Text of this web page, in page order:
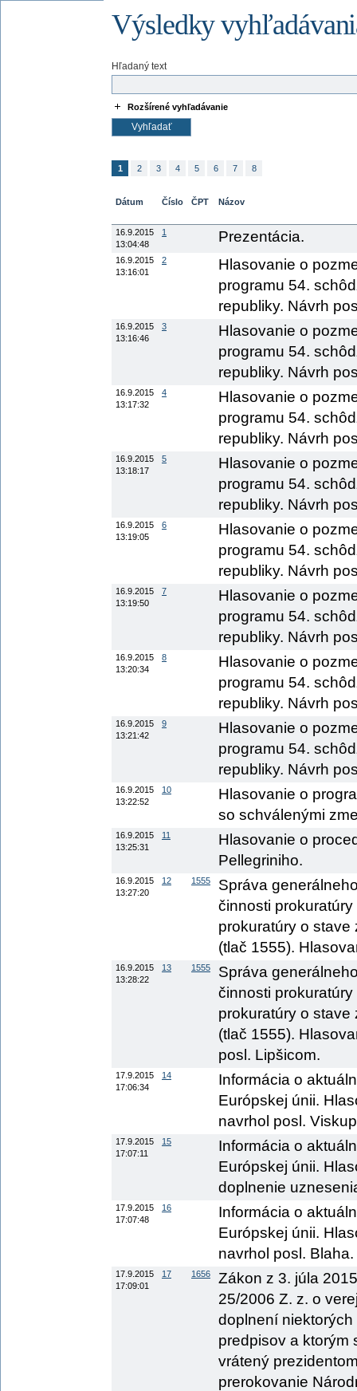
Výsledky
Hľadaný text
Rozšírené vyhľadávanie
1 2 3 4 5 6 7 8
Dátum Číslo ČPT Názov
16.9.2015
13:04:48
1 Prezentácia.
16.9.2015
13:16:01
2
Hlasovanie o
programu 54.
republiky. Návrh
16.9.2015
13:16:46
3
Hlasovanie o
programu 54.
republiky. Návrh
16.9.2015
13:17:32
4
Hlasovanie o
programu 54.
republiky. Návrh
16.9.2015
13:18:17
5
Hlasovanie o
programu 54.
republiky. Návrh
16.9.2015
13:19:05
6
Hlasovanie o
programu 54.
republiky. Návrh
16.9.2015
13:19:50
7
Hlasovanie o
programu 54.
republiky. Návrh
16.9.2015
13:20:34
8
Hlasovanie o
programu 54.
republiky. Návrh
16.9.2015
13:21:42
9
Hlasovanie o
programu 54.
republiky. Návrh
16.9.2015
13:22:52
10
Hlasovanie o
so schválenými
16.9.2015
13:25:31
11
Hlasovanie o
Pellegriniho.
16.9.2015
13:27:20
12 1555
Správa
činnosti
prokuratúry o
(tlač 1555).
16.9.2015
13:28:22
13 1555
Správa
činnosti
prokuratúry o
(tlač 1555).
posl. Lipšicom.
17.9.2015
17:06:34
14
Informácia o
Európskej únii.
navrhol posl.
17.9.2015
17:07:11
15
Informácia o
Európskej únii.
doplnenie
17.9.2015
17:07:48
16
Informácia o
Európskej únii.
navrhol posl. Blaha.
17.9.2015
17:09:01
17 1656
Zákon z 3. júla
25/2006 Z. z. o
doplnení
predpisov a ktorým
vrátený
prerokovanie